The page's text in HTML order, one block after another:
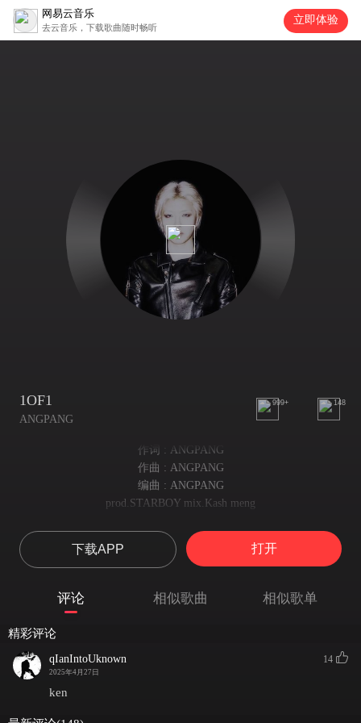
网易云音乐
去云音乐，下载歌曲随时畅听
立即体验
1OF1
ANGPANG
999+ 148
作词 : ANGPANG
作曲 : ANGPANG
编曲 : ANGPANG
prod.STARBOY mix.Kash meng
star..
starboy you’re my hero
别在我这装狠角色
trying to act tough in front to me not youre dead man
我敢打包票你的妞对我欲罢不能
She removed YSL and I asked her to switch to Chrome
下载APP 打开
评论 相似歌曲 相似歌单
精彩评论
qIanIntoUknown
2025年4月27日
14
ken